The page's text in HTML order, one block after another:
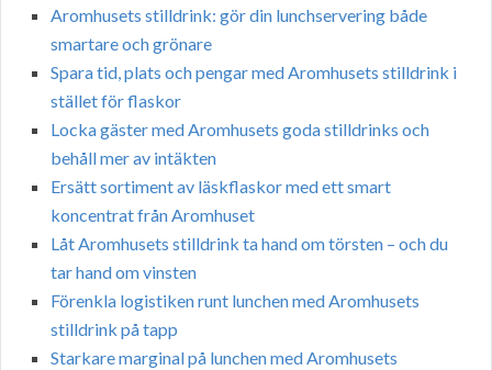
Aromhusets stilldrink: gör din lunchservering både
smartare och grönare
Spara tid, plats och pengar med Aromhusets stilldrink i
stället för flaskor
Locka gäster med Aromhusets goda stilldrinks och
behåll mer av intäkten
Ersätt sortiment av läskflaskor med ett smart
koncentrat från Aromhuset
Låt Aromhusets stilldrink ta hand om törsten – och du
tar hand om vinsten
Förenkla logistiken runt lunchen med Aromhusets
stilldrink på tapp
Starkare marginal på lunchen med Aromhusets